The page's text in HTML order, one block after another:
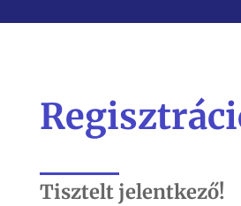
Tisztelt jelentkező!